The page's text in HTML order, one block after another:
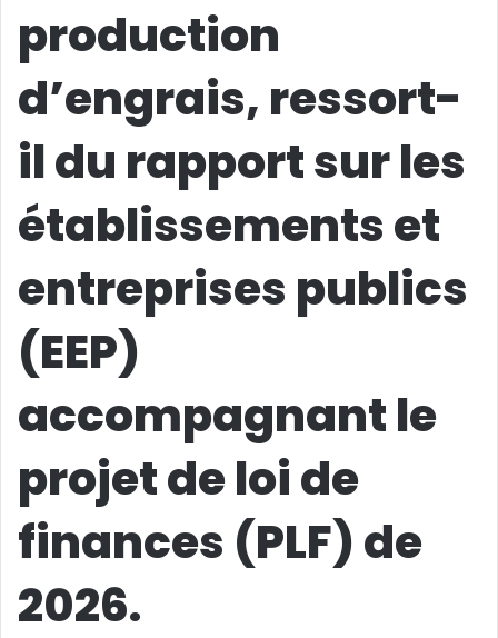
production
d’engrais, ressort-
il du rapport sur les
établissements et
entreprises publics
(EEP)
accompagnant le
projet de loi de
finances (PLF) de
2026.